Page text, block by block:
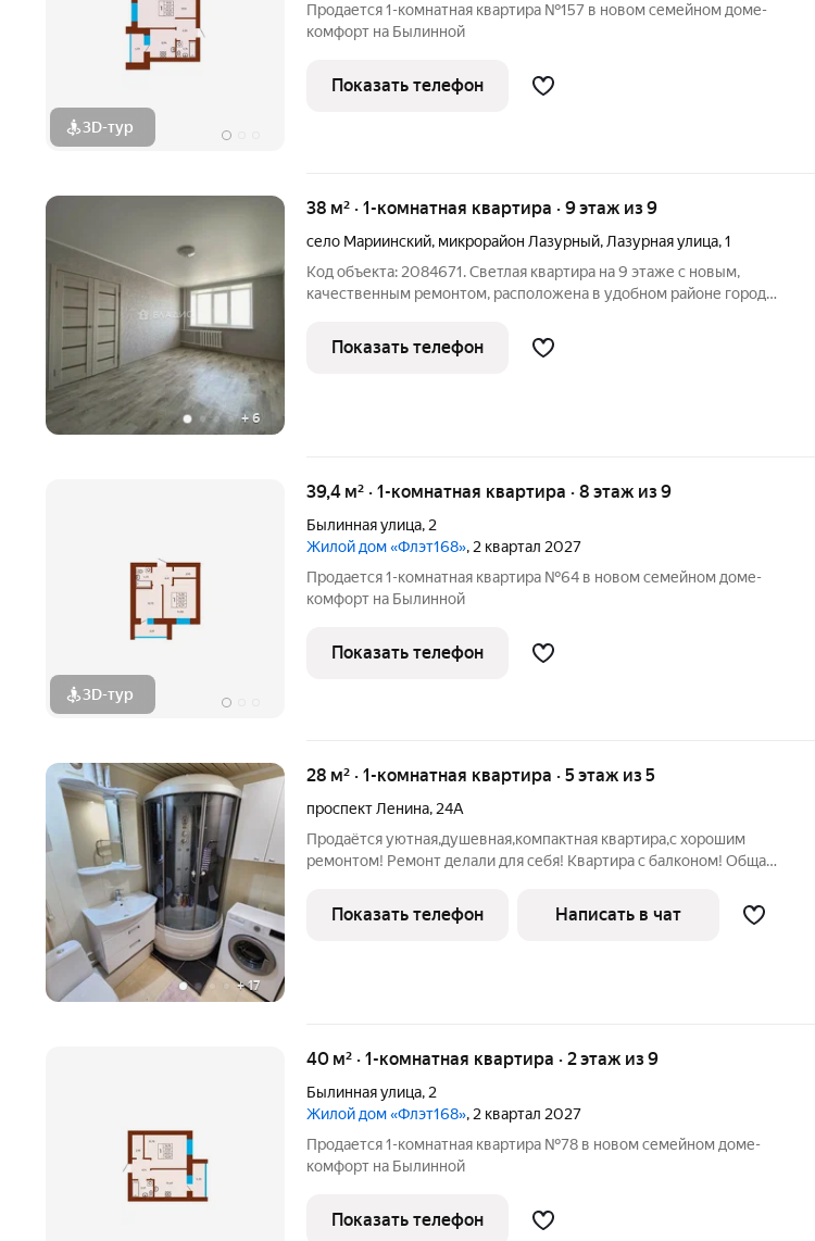
3D-тур
Продается 1-комнатная квартира №157 в новом семейном доме-
комфорт на Былинной
Показать телефон
+6
38 м² · 1-комнатная квартира · 9 этаж из 9
село Мариинский, микрорайон Лазурный, Лазурная улица,1
Код объекта: 2084671. Светлая квартира на 9 этаже с новым,
качественным ремонтом, расположена в удобном районе города,
невысокие и прозрачные. Установлены надежные двери
российского
Показать телефон
3D-тур
39,4 м² · 1-комнатная квартира · 8 этаж из 9
Былинная улица, 2
Жилой дом «Флэт168», 2 квартал 2027
Продается 1-комнатная квартира №64 в новом семейном доме-
комфорт на Былинной
Показать телефон
+17
28 м² · 1-комнатная квартира · 5 этаж из 5
проспект Ленина, 24А
Продаётся уютная,душевная,компактная квартира,с хорошим
ремонтом! Ремонт делали для себя! Квартира с балконом! Общая
готова к проживанию! При продаже остается мебель! Один
взрослый
Показать телефон Написать в чат
40 м² · 1-комнатная квартира · 2 этаж из 9
Былинная улица, 2
Жилой дом «Флэт168», 2 квартал 2027
Продается 1-комнатная квартира №78 в новом семейном доме-
комфорт на Былинной
Показать телефон